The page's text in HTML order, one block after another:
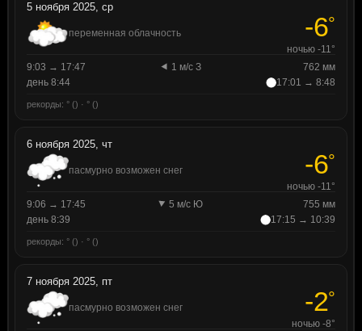
5 ноября 2025, ср
переменная облачность -6°
ночью -11°
9:03 → 17:47
1 м/с З
762 мм
день 8:44
17:01 → 8:48
рекорды: ° () · ° ()
6 ноября 2025, чт
пасмурно возможен снег -6°
ночью -11°
9:06 → 17:45
5 м/с Ю
755 мм
день 8:39
17:15 → 10:39
рекорды: ° () · ° ()
7 ноября 2025, пт
пасмурно возможен снег -2°
ночью -8°